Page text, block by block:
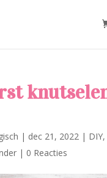
| dec 21, 2022| DIY,
| 0 Reacties